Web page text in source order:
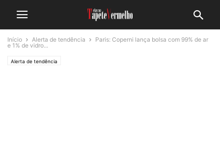
Início Alerta de tendência
Paris: Coperni lança bolsa com 99% de ar
e 1% de vidro...
Alerta de tendência